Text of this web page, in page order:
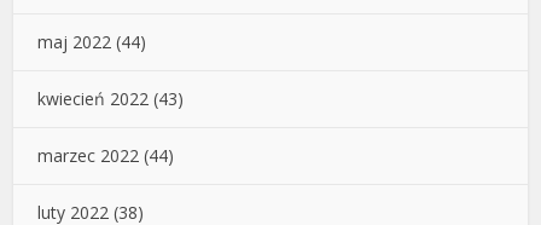
maj 2022 (44)
kwiecień 2022 (43)
marzec 2022 (44)
luty 2022 (38)